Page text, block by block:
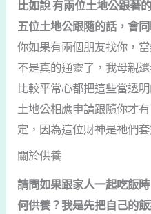
比如說 有兩位土地公跟著
五位土地公跟隨的話，會
你如果有兩個朋友找你，
不是真的通靈了，我母親
比較平常心都把這些當透
土地公相應申請跟隨你才
定，因為這位財神是祂們
關於供養
請問如果跟家人一起吃飯
何供養？我是先把自己的